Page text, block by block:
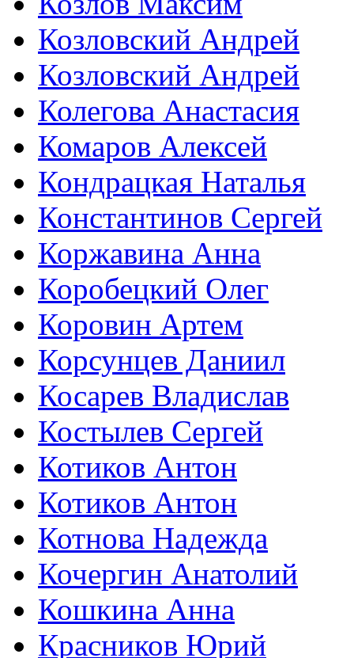
Козловский Андрей
Козловский Андрей
Колегова Анастасия
Комаров Алексей
Кондрацкая Наталья
Константинов Сергей
Коржавина Анна
Коробецкий Олег
Коровин Артем
Корсунцев Даниил
Косарев Владислав
Костылев Сергей
Котиков Антон
Котиков Антон
Котнова Надежда
Кочергин Анатолий
Кошкина Анна
Красников Юрий